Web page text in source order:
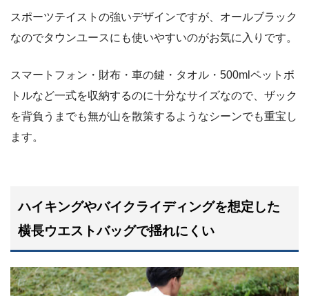
スポーツテイストの強いデザインですが、オールブラック
なのでタウンユースにも使いやすいのがお気に入りです。
スマートフォン・財布・車の鍵・タオル・500mlペットボ
トルなど一式を収納するのに十分なサイズなので、ザック
を背負うまでも無が山を散策するようなシーンでも重宝し
ます。
ハイキングやバイクライディングを想定した
横長ウエストバッグで揺れにくい